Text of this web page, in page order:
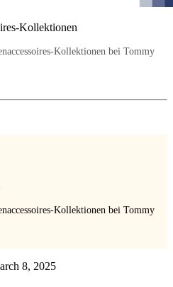
Kollektionen
Kollektionen bei Tommy
Kollektionen bei Tommy
8, 2025